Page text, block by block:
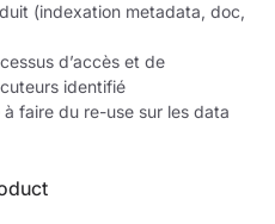
(indexation metadata, doc,
d’accès et de
identifié
faire du re-use sur les data